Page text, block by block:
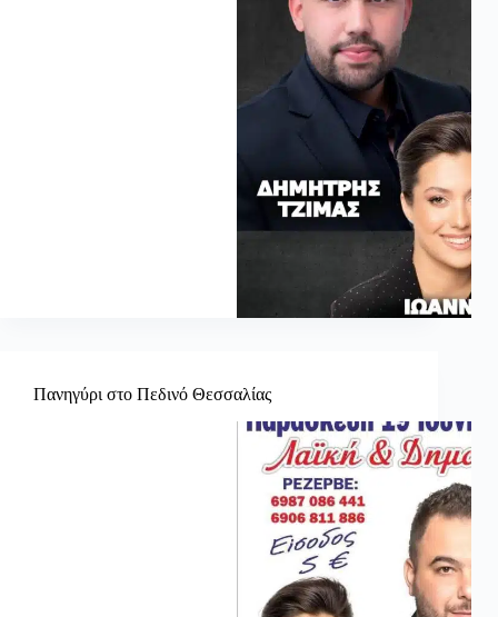
Πανηγύρι στο Πεδινό Θεσσαλίας